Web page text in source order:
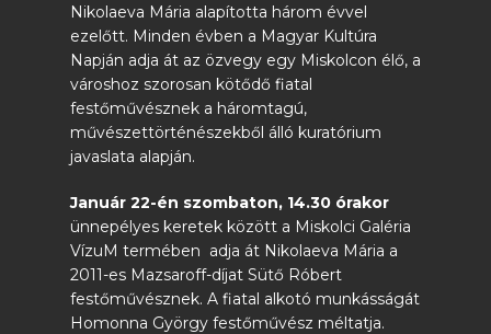
Nikolaeva Mária alapította három évvel
ezelőtt. Minden évben a Magyar Kultúra
Napján adja át az özvegy egy Miskolcon élő, a
városhoz szorosan kötődő fiatal
festőművésznek a háromtagú,
művészettörténészekből álló kuratórium
javaslata alapján.
Január 22-én szombaton, 14.30 órakor
ünnepélyes keretek között a Miskolci Galéria
VízuM termében adja át Nikolaeva Mária a
2011-es Mazsaroff-díjat Sütő Róbert
festőművésznek. A fiatal alkotó munkásságát
Homonna György festőművész méltatja.